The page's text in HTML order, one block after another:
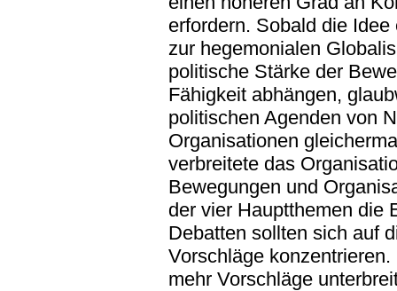
erfordern. Sobald die
zur hegemonialen
politische Stärke der
Fähigkeit abhängen,
politischen Agenden von
Organisationen
verbreitete das
Bewegungen und
der vier Hauptthemen die
Debatten sollten sich auf
Vorschläge
mehr Vorschläge